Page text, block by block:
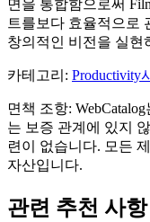
면을 통합함으로써
트를보다 효율적으로
창의적인 비전을 실현
카테고리 : Productivity
면책 조항:
는 보증 관계에 있지
련이 없습니다. 모든
자산입니다.
관련 추천 사항